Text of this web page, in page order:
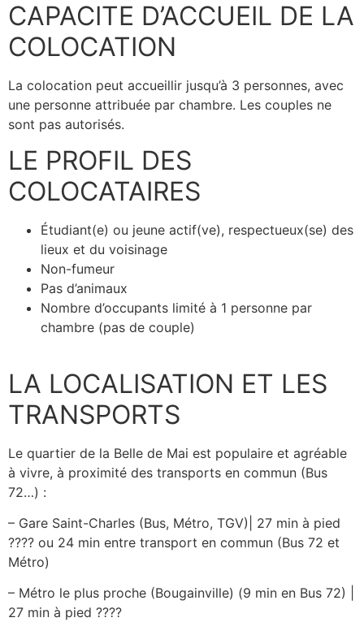
CAPACITE D’ACCUEIL DE LA
COLOCATION
La colocation peut accueillir jusqu’à 3 personnes, avec
une personne attribuée par chambre. Les couples ne
sont pas autorisés.
LE PROFIL DES
COLOCATAIRES
Étudiant(e) ou jeune actif(ve), respectueux(se) des
lieux et du voisinage
Non-fumeur
Pas d’animaux
Nombre d’occupants limité à 1 personne par
chambre (pas de couple)
LA LOCALISATION ET LES
TRANSPORTS
Le quartier de la Belle de Mai est populaire et agréable
à vivre, à proximité des transports en commun (Bus
72…) :
– Gare Saint-Charles (Bus, Métro, TGV)| 27 min à pied
???? ou 24 min entre transport en commun (Bus 72 et
Métro)
– Métro le plus proche (Bougainville) (9 min en Bus 72) |
27 min à pied ????